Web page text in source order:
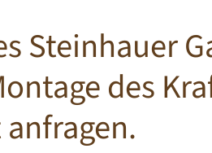
Steinhauer
des